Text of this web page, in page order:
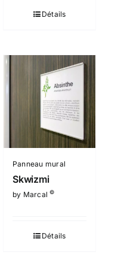
Détails
Panneau mural
Skwizmi
by Marcal©
Détails